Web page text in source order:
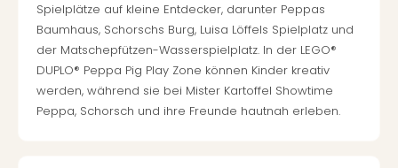
Spielplätze auf kleine Entdecker, darunter Peppas
Baumhaus, Schorschs Burg, Luisa Löffels Spielplatz und
der Matschepfützen-Wasserspielplatz. In der LEGO®
DUPLO® Peppa Pig Play Zone können Kinder kreativ
werden, während sie bei Mister Kartoffel Showtime
Peppa, Schorsch und ihre Freunde hautnah erleben.